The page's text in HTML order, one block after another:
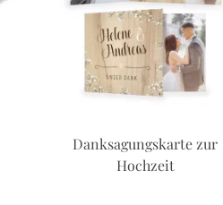
Danksagungskarte zur
Hochzeit